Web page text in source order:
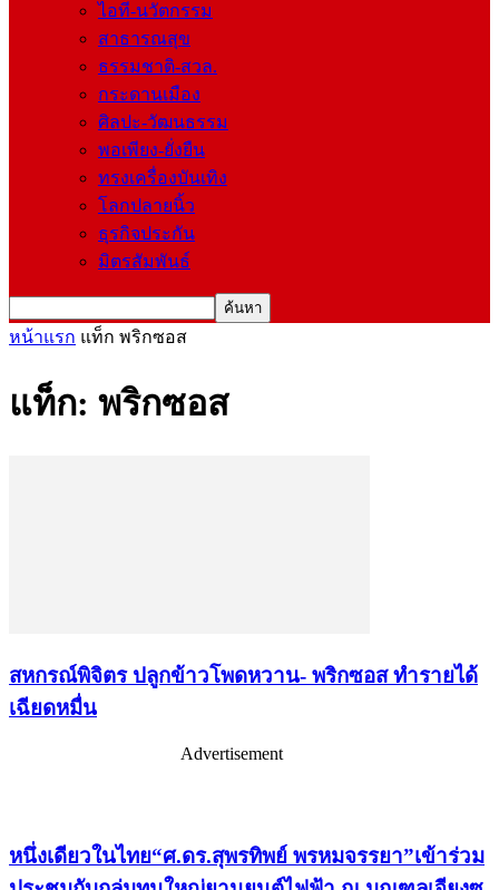
ไอที-นวัตกรรม
สาธารณสุข
ธรรมชาติ-สวล.
กระดานเมือง
ศิลปะ-วัฒนธรรม
พอเพียง-ยั่งยืน
ทรงเครื่องบันเทิง
โลกปลายนิ้ว
ธุรกิจประกัน
มิตรสัมพันธ์
หน้าแรก แท็ก พริกซอส
แท็ก: พริกซอส
สหกรณ์พิจิตร ปลูกข้าวโพดหวาน- พริกซอส ทำรายได้
เฉียดหมื่น
Advertisement
หนึ่งเดียวในไทย“ศ.ดร.สุพรทิพย์ พรหมจรรยา”เข้าร่วม